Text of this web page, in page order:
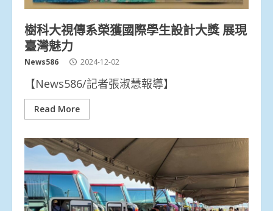
樹科大視傳系榮獲國際學生設計大獎 展現
臺灣魅力
News586 2024-12-02
【News586/記者張淑慧報導】
Read More